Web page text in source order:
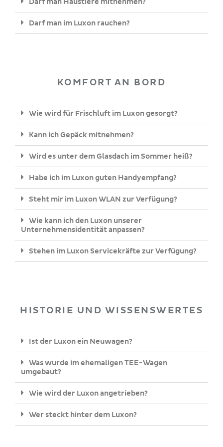
Darf man Haustiere mitnehmen?
Darf man im Luxon rauchen?
KOMFORT AN BORD
Wie wird für Frischluft im Luxon gesorgt?
Kann ich Gepäck mitnehmen?
Wird es unter dem Glasdach im Sommer heiß?
Habe ich im Luxon guten Handyempfang?
Steht mir im Luxon WLAN zur Verfügung?
Wie kann ich den Luxon unserer
Unternehmensidentität anpassen?
Stehen im Luxon Servicekräfte zur Verfügung?
HISTORIE UND WISSENSWERTES
Ist der Luxon ein Neuwagen?
Was wurde im ehemaligen TEE-Wagen
umgebaut?
Wie wird der Luxon angetrieben?
Wer steckt hinter dem Luxon?